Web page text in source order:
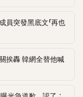
員突發黑底文「再也
挨轟 韓網全替他喊